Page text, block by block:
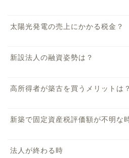
太陽光発電の売上にかかる税金？
新設法人の融資姿勢は？
高所得者が築古を買うメリットは？
新築で固定資産税評価額が不明な
法人が終わる時